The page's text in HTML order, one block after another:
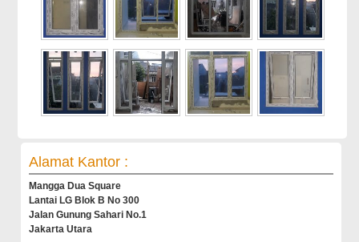
Alamat Kantor :
Mangga Dua Square
Lantai LG Blok B No 300
Jalan Gunung Sahari No.1
Jakarta Utara